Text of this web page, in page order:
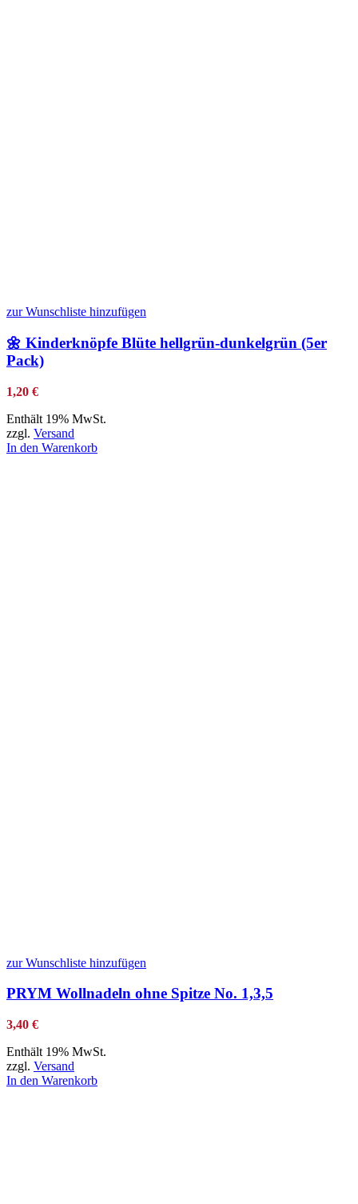
zur Wunschliste hinzufügen
🌼 Kinderknöpfe Blüte hellgrün-dunkelgrün (5er
Pack)
1,20 €
Enthält 19% MwSt.
zzgl. Versand
In den Warenkorb
zur Wunschliste hinzufügen
PRYM Wollnadeln ohne Spitze No. 1,3,5
3,40 €
Enthält 19% MwSt.
zzgl. Versand
In den Warenkorb